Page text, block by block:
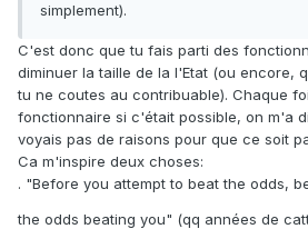
simplement).
C'est donc que tu fais parti des
diminuer la taille de la l'Etat (ou encore,
tu ne coutes au contribuable). Chaque
fonctionnaire si c'était possible, on m'a
voyais pas de raisons pour que ce soit
Ca m'inspire deux choses:
. "Before you attempt to beat the odds,
the odds beating you" (qq années de